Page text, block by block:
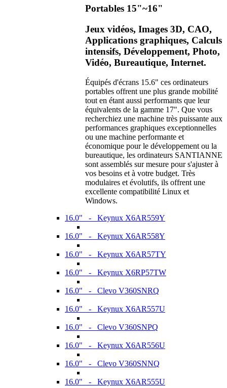
Portables 15"~16"
Jeux vidéos, Images 3D, CAO,
Applications graphiques, Calculs
intensifs, Développement, Photo,
Vidéo, Bureautique, Internet.
Équipés d'écrans 15.6" ces ordinateurs
portables offrent une plus grande mobilité
tout en étant aussi performants que leur
équivalents de la gamme 17". Que vous
recherchiez une machine très puissante aux
performances graphiques exceptionnelles
ou une machine performante et
économique pour le développement ou la
bureautique, les ordinateurs SANTIANNE
sont assemblés sur mesure pour s'ajuster à
vos besoins et à votre budget. Très
modulaires et évolutifs, ils offrent une
excellente compatibilité Linux et
Windows.
16.0" - Keynux X6AR559Y
16.0" - Keynux X6AR558Y
16.0" - Keynux X6AR57TY
16.0" - Keynux X6RP57TW
16.0" - Clevo V360SNRQ
16.0" - Keynux X6AR557U
16.0" - Clevo V360SNPQ
16.0" - Keynux X6AR556U
16.0" - Clevo V360SNNQ
16.0" - Keynux X6AR555U